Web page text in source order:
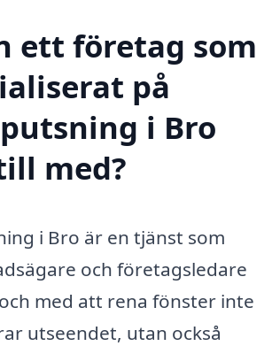
ett företag som
på
i Bro
med?
i Bro är en tjänst som
och företagsledare
med att rena fönster inte
utseendet, utan också